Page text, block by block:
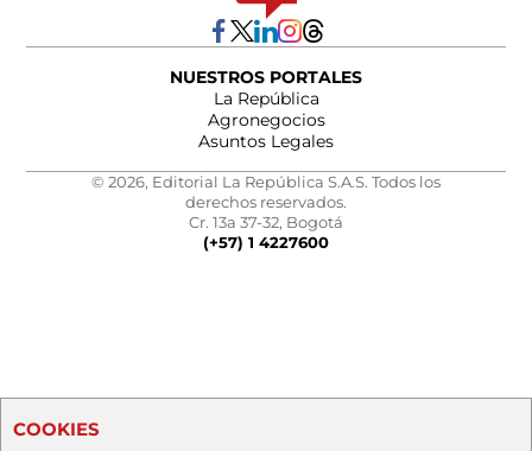
NUESTROS PORTALES
La República
Agronegocios
Asuntos Legales
© 2026, Editorial La República S.A.S. Todos los
derechos reservados.
Cr. 13a 37-32, Bogotá
(+57) 1 4227600
COOKIES